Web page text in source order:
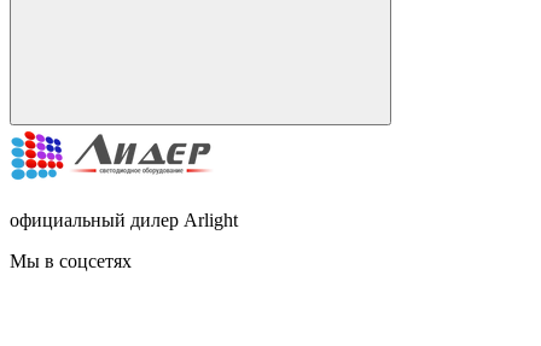
официальный дилер Arlight
Мы в соцсетях